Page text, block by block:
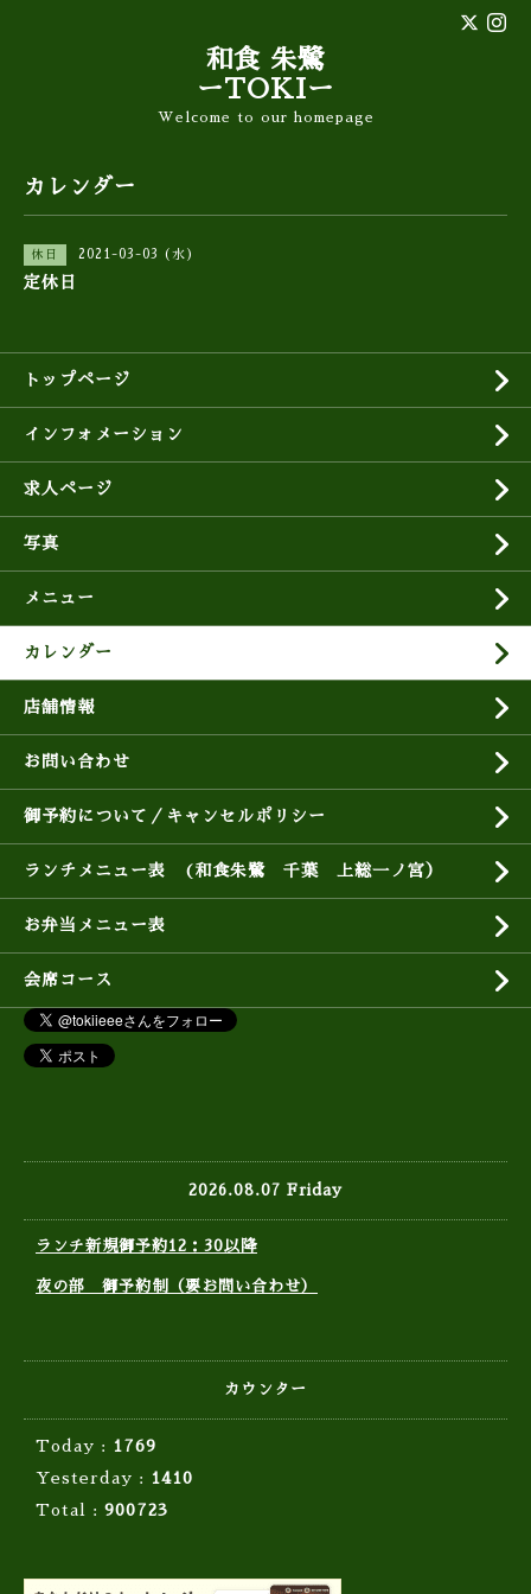
和食 朱鷺
ーTOKIー
Welcome to our homepage
カレンダー
休日 2021-03-03 (水)
定休日
トップページ
インフォメーション
求人ページ
写真
メニュー
カレンダー
店舗情報
お問い合わせ
御予約について／キャンセルポリシー
ランチメニュー表 (和食朱鷺 千葉 上総一ノ宮）
お弁当メニュー表
会席コース
2026.08.07 Friday
ランチ新規御予約12：30以降
夜の部 御予約制（要お問い合わせ）
カウンター
Today :
1769
Yesterday :
1410
Total : 900723